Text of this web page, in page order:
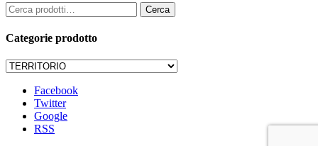
Cerca:
Cerca
Categorie prodotto
Facebook
Twitter
Google
RSS